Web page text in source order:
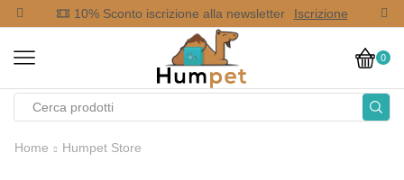
10% Sconto iscrizione alla newsletter Iscrizione
0
Home Humpet Store